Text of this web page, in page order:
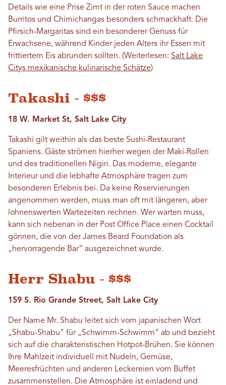
Details wie eine Prise Zimt in der roten Sauce machen
Burritos und Chimichangas besonders schmackhaft. Die
Pfirsich-Margaritas sind ein besonderer Genuss für
Erwachsene, während Kinder jeden Alters ihr Essen mit
frittiertem Eis abrunden sollten. (Weiterlesen: Salt Lake
Citys mexikanische kulinarische Schätze)
Takashi - $$$
18 W. Market St, Salt Lake City
Takashi gilt weithin als das beste Sushi-Restaurant
Spaniens. Gäste strömen hierher wegen der Maki-Rollen
und des traditionellen Nigiri. Das moderne, elegante
Interieur und die lebhafte Atmosphäre tragen zum
besonderen Erlebnis bei. Da keine Reservierungen
angenommen werden, muss man oft mit längeren, aber
lohnenswerten Wartezeiten rechnen. Wer warten muss,
kann sich nebenan in der Post Office Place einen Cocktail
gönnen, die von der James Beard Foundation als
„hervorragende Bar“ ausgezeichnet wurde.
Herr Shabu - $$$
159 S. Rio Grande Street, Salt Lake City
Der Name Mr. Shabu leitet sich vom japanischen Wort
„Shabu-Shabu“ für „Schwimm-Schwimm“ ab und bezieht
sich auf die charakteristischen Hotpot-Brühen. Sie können
Ihre Mahlzeit individuell mit Nudeln, Gemüse,
Meeresfrüchten und anderen Leckereien vom Buffet
zusammenstellen. Die Atmosphäre ist einladend und